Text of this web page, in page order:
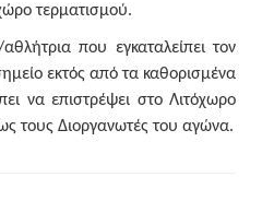
τερματισμού.
που εγκαταλείπει τον
εκτός από τα καθορισμένα
να επιστρέψει στο Λιτόχωρο
τους Διοργανωτές του αγώνα.